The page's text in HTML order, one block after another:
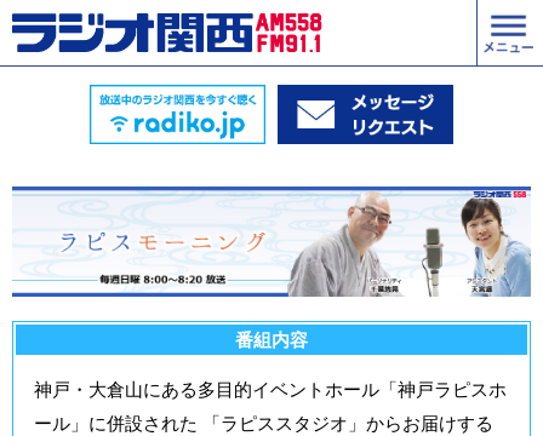
番組内容
神戸・大倉山にある多目的イベントホール「神戸ラピスホ
ール」に併設された 「ラピススタジオ」からお届けする